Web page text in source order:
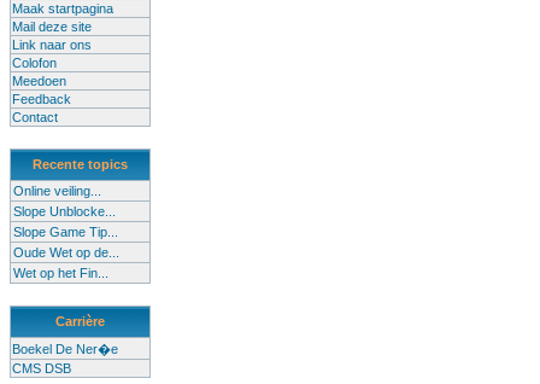
Maak startpagina
Mail deze site
Link naar ons
Colofon
Meedoen
Feedback
Contact
Recente topics
Online veiling...
Slope Unblocke...
Slope Game Tip...
Oude Wet op de...
Wet op het Fin...
Carrière
Boekel De Ner�e
CMS DSB